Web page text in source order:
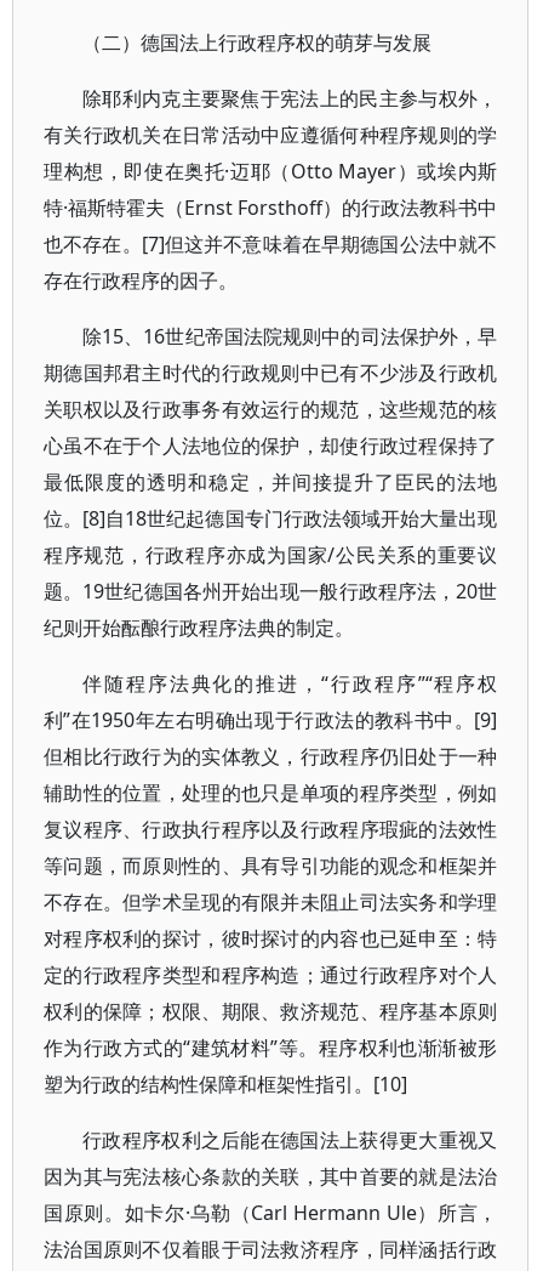
（二）德国法上行政程序权的萌芽与发展
除耶利内克主要聚焦于宪法上的民主参与权外，
有关行政机关在日常活动中应遵循何种程序规则的学
理构想，即使在奥托·迈耶（Otto Mayer）或埃内斯
特·福斯特霍夫（Ernst Forsthoff）的行政法教科书中
也不存在。[7]但这并不意味着在早期德国公法中就不
存在行政程序的因子。
除15、16世纪帝国法院规则中的司法保护外，早
期德国邦君主时代的行政规则中已有不少涉及行政机
关职权以及行政事务有效运行的规范，这些规范的核
心虽不在于个人法地位的保护，却使行政过程保持了
最低限度的透明和稳定，并间接提升了臣民的法地
位。[8]自18世纪起德国专门行政法领域开始大量出现
程序规范，行政程序亦成为国家/公民关系的重要议
题。19世纪德国各州开始出现一般行政程序法，20世
纪则开始酝酿行政程序法典的制定。
伴随程序法典化的推进，“行政程序”“程序权
利”在1950年左右明确出现于行政法的教科书中。[9]
但相比行政行为的实体教义，行政程序仍旧处于一种
辅助性的位置，处理的也只是单项的程序类型，例如
复议程序、行政执行程序以及行政程序瑕疵的法效性
等问题，而原则性的、具有导引功能的观念和框架并
不存在。但学术呈现的有限并未阻止司法实务和学理
对程序权利的探讨，彼时探讨的内容也已延申至：特
定的行政程序类型和程序构造；通过行政程序对个人
权利的保障；权限、期限、救济规范、程序基本原则
作为行政方式的“建筑材料”等。程序权利也渐渐被形
塑为行政的结构性保障和框架性指引。[10]
行政程序权利之后能在德国法上获得更大重视又
因为其与宪法核心条款的关联，其中首要的就是法治
国原则。如卡尔·乌勒（Carl Hermann Ule）所言，
法治国原则不仅着眼于司法救济程序，同样涵括行政